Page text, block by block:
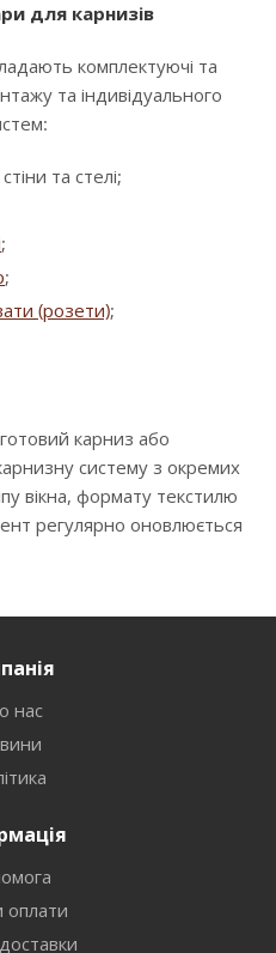
для карнизів
комплектуючі та
та індивідуального
та стелі;
;
;
(розети);
карниз або
систему з окремих
вікна, формату текстилю
регулярно оновлюється
нас
оплати